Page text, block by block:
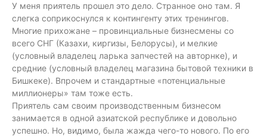
У меня приятель прошел это дело. Странное оно там. Я
слегка соприкоснулся к контингенту этих тренингов.
Многие прихожане – провинциальные бизнесмены со
всего СНГ (Казахи, киргизы, Белорусы), и мелкие
(условный владелец ларька запчестей на авторнке), и
средние (условный владелец магазина бытовой техники в
Бишкеке). Впрочем и стандартные «потенциальные
миллионеры» там тоже есть.
Приятель сам своим производственным бизнесом
занимается в одной азиатской республике и довольно
успешно. Но, видимо, была жажда чего-то нового. По его